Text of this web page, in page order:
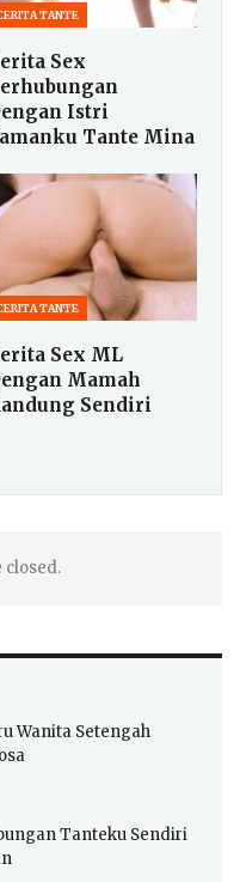
TANTE
Sex
Istri
Tante Mina
TANTE
Sex ML
Mamah
Sendiri
closed.
Wanita Setengah
Tanteku Sendiri